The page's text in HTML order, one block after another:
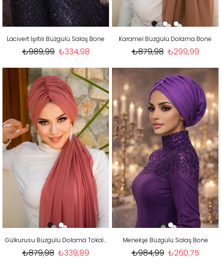
Lacivert Işıltılı Büzgülü Salaş Bone
₺334,98
₺989,99
Karamel Büzgülü Dolama Bone
₺299,99
₺879,98
Gülkurusu Büzgülü Dolama Tokalı Bone
₺339,99
₺879,98
Menekşe Büzgülü Salaş Bone
₺260,75
₺984,99